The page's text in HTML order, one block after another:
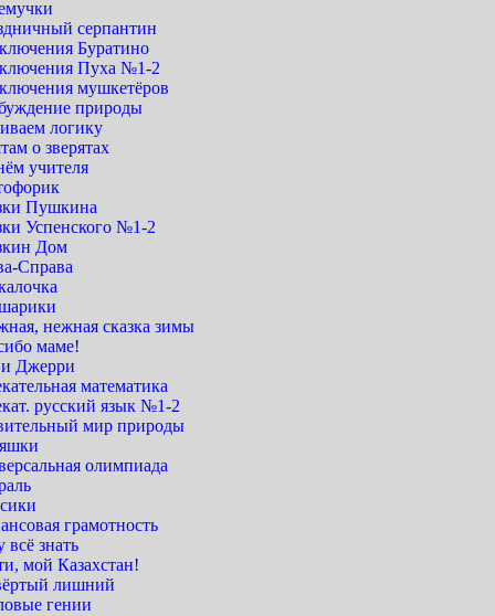
серпантин
Буратино
Пуха №1-2
мушкетёров
природы
логику
о зверятах
учителя
Пушкина
Успенского №1-2
Дом
Справа
нежная сказка зимы
маме!
Джерри
математика
русский язык №1-2
мир природы
олимпиада
грамотность
всё знать
мой Казахстан!
лишний
гении